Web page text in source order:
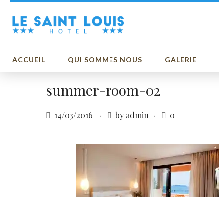
ACCUEIL QUI SOMMES NOUS GALERIE
summer-room-02
14/03/2016 by admin 0